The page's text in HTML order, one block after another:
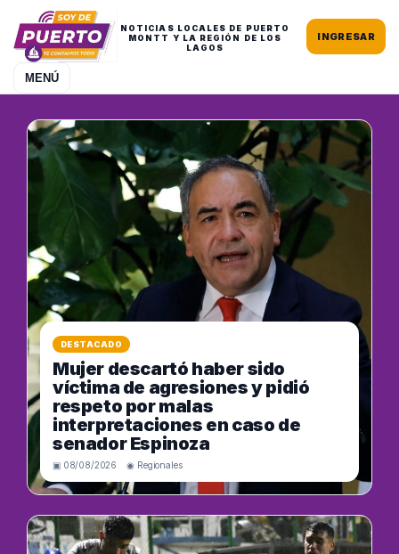
NOTICIAS LOCALES DE PUERTO
MONTT Y LA REGIÓN DE LOS
LAGOS
MENÚ
INGRESAR
DESTACADO
Mujer descartó haber sido
víctima de agresiones y pidió
respeto por malas
interpretaciones en caso de
senador Espinoza
▣ 08/08/2026 ◉ Regionales